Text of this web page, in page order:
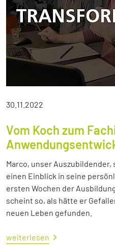
30.11.2022
Vom Koch zum
Marco, unser
einen Einblick in seine
ersten Wochen der
scheint so, als hätte er
neuen Leben gefunden.
weiterlesen